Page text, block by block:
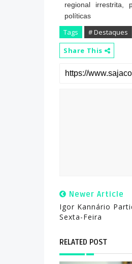
regional irrestrita,
políticas
Tags # Destaques
Share This
Newer Article
Igor Kannário
Sexta-Feira
RELATED POST